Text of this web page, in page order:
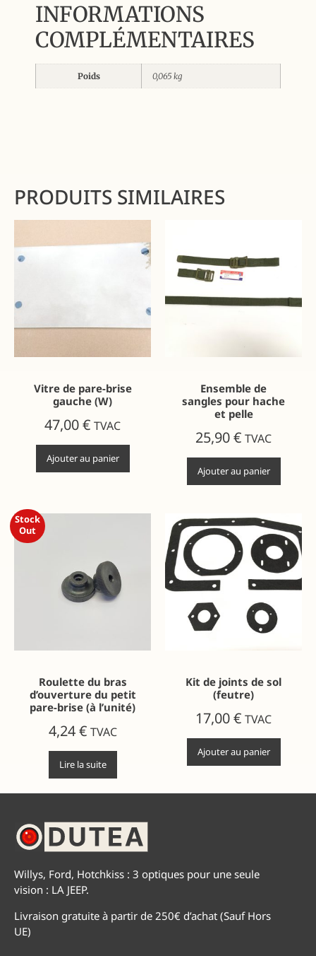
INFORMATIONS
COMPLÉMENTAIRES
Poids 0,065 kg
PRODUITS SIMILAIRES
Vitre de pare-brise
gauche (W)
47,00€ TVAC
Ajouter au panier
Ensemble de
sangles pour hache
et pelle
25,90€ TVAC
Ajouter au panier
Stock
Out
Roulette du bras
d’ouverture du petit
pare-brise (à l’unité)
4,24€ TVAC
Lire la suite
Kit de joints de sol
(feutre)
17,00€ TVAC
Ajouter au panier
Willys, Ford, Hotchkiss : 3 optiques pour une seule
vision : LA JEEP.
Livraison gratuite à partir de 250€ d’achat (Sauf Hors
UE)